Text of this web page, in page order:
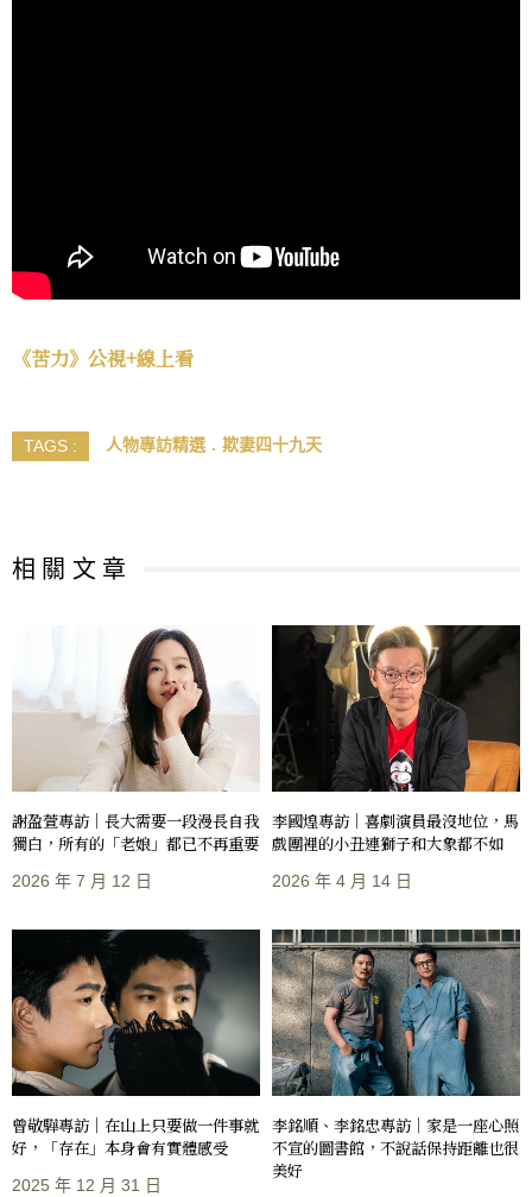
《苦力》公視+線上看
TAGS : 人物專訪精選 欺妻四十九天
相 關 文 章
謝盈萱專訪｜長大需要一段漫長自我
獨白，所有的「老娘」都已不再重要
2026 年 7 月 12 日
李國煌專訪｜喜劇演員最沒地位，馬
戲團裡的小丑連獅子和大象都不如
2026 年 4 月 14 日
曾敬驊專訪｜在山上只要做一件事就
好，「存在」本身會有實體感受
2025 年 12 月 31 日
李銘順、李銘忠專訪｜家是一座心照
不宣的圖書館，不說話保持距離也很
美好